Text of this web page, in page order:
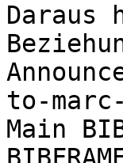
to-
Main